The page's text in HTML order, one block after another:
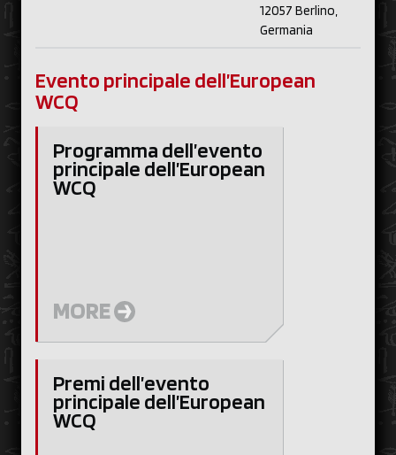
12057 Berlino,
Germania
Evento principale dell’European
WCQ
Programma dell’evento
principale dell’European
WCQ
MORE
Premi dell’evento
principale dell’European
WCQ